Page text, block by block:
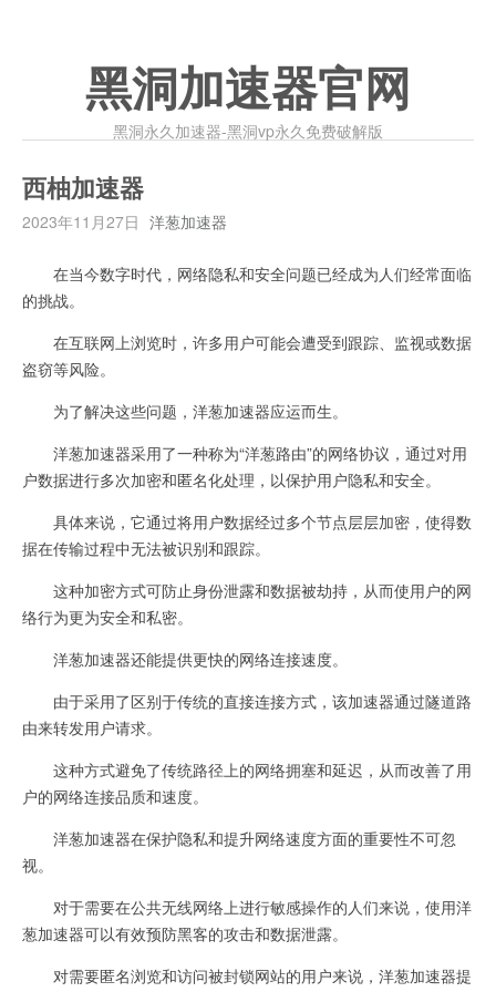
黑洞加速器官网
黑洞永久加速器-黑洞vp永久免费破解版
西柚加速器
2023年11月27日 洋葱加速器
在当今数字时代，网络隐私和安全问题已经成为人们经常面临
的挑战。
在互联网上浏览时，许多用户可能会遭受到跟踪、监视或数据
盗窃等风险。
为了解决这些问题，洋葱加速器应运而生。
洋葱加速器采用了一种称为“洋葱路由”的网络协议，通过对用
户数据进行多次加密和匿名化处理，以保护用户隐私和安全。
具体来说，它通过将用户数据经过多个节点层层加密，使得数
据在传输过程中无法被识别和跟踪。
这种加密方式可防止身份泄露和数据被劫持，从而使用户的网
络行为更为安全和私密。
洋葱加速器还能提供更快的网络连接速度。
由于采用了区别于传统的直接连接方式，该加速器通过隧道路
由来转发用户请求。
这种方式避免了传统路径上的网络拥塞和延迟，从而改善了用
户的网络连接品质和速度。
洋葱加速器在保护隐私和提升网络速度方面的重要性不可忽
视。
对于需要在公共无线网络上进行敏感操作的人们来说，使用洋
葱加速器可以有效预防黑客的攻击和数据泄露。
对需要匿名浏览和访问被封锁网站的用户来说，洋葱加速器提